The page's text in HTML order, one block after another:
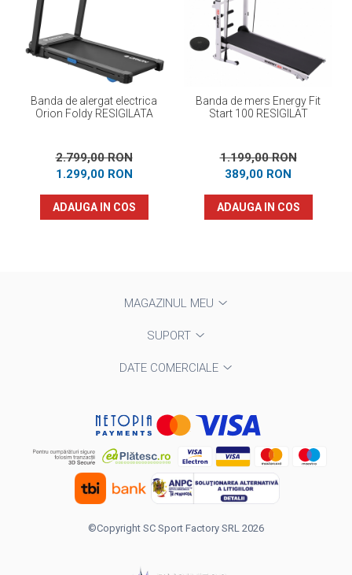
Banda de alergat electrica
Orion Foldy RESIGILATA
2.799,00 RON
1.299,00 RON
ADAUGA IN COS
Banda de mers Energy Fit
Start 100 RESIGILAT
1.199,00 RON
389,00 RON
ADAUGA IN COS
MAGAZINUL MEU
SUPORT
DATE COMERCIALE
©Copyright SC Sport Factory SRL 2026